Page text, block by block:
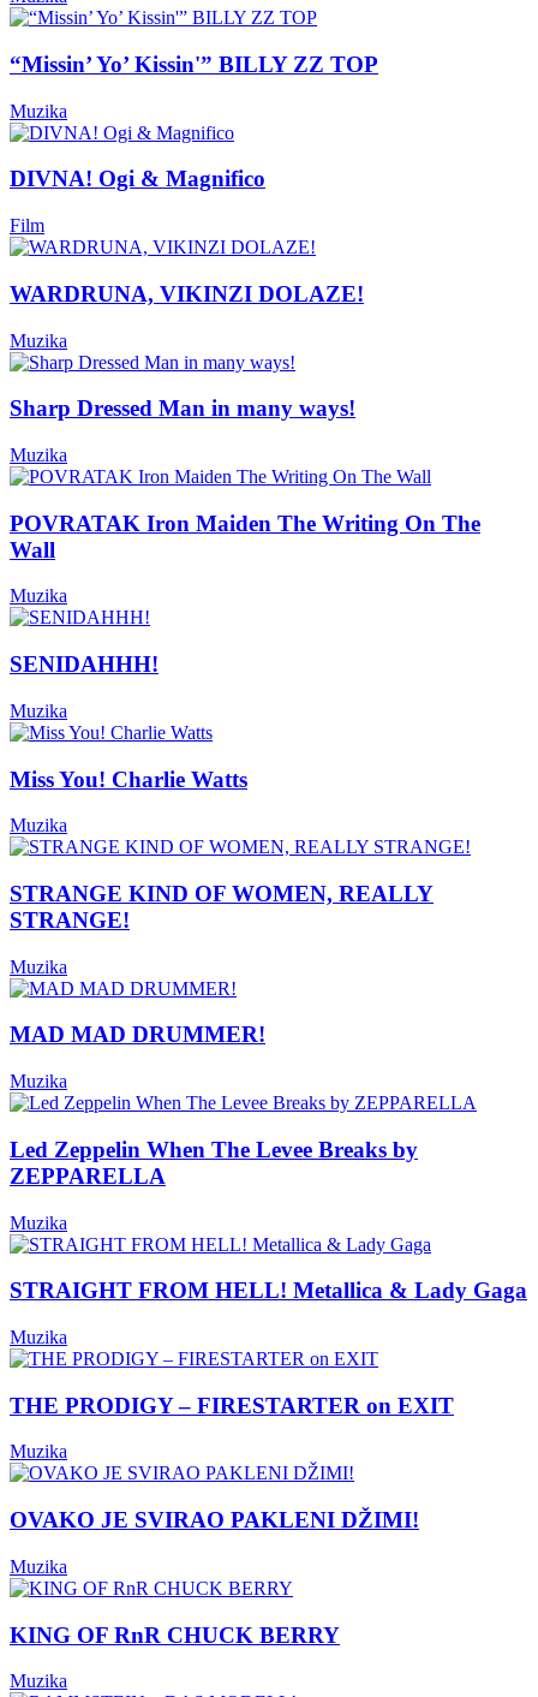
“Missin’ Yo’ Kissin'” BILLY ZZ TOP
Muzika
DIVNA! Ogi & Magnifico
Film
WARDRUNA, VIKINZI DOLAZE!
Muzika
Sharp Dressed Man in many ways!
Muzika
POVRATAK Iron Maiden The Writing On The
Wall
Muzika
SENIDAHHH!
Muzika
Miss You! Charlie Watts
Muzika
STRANGE KIND OF WOMEN, REALLY
STRANGE!
Muzika
MAD MAD DRUMMER!
Muzika
Led Zeppelin When The Levee Breaks by
ZEPPARELLA
Muzika
STRAIGHT FROM HELL! Metallica & Lady Gaga
Muzika
THE PRODIGY – FIRESTARTER on EXIT
Muzika
OVAKO JE SVIRAO PAKLENI DŽIMI!
Muzika
KING OF RnR CHUCK BERRY
Muzika